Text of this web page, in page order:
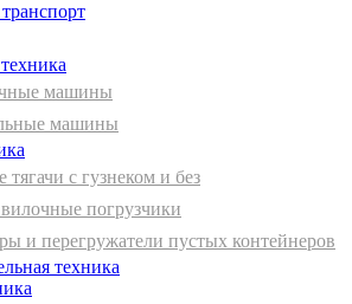
машины
машины
с гузнеком и без
погрузчики
и перегружатели пустых контейнеров
техника